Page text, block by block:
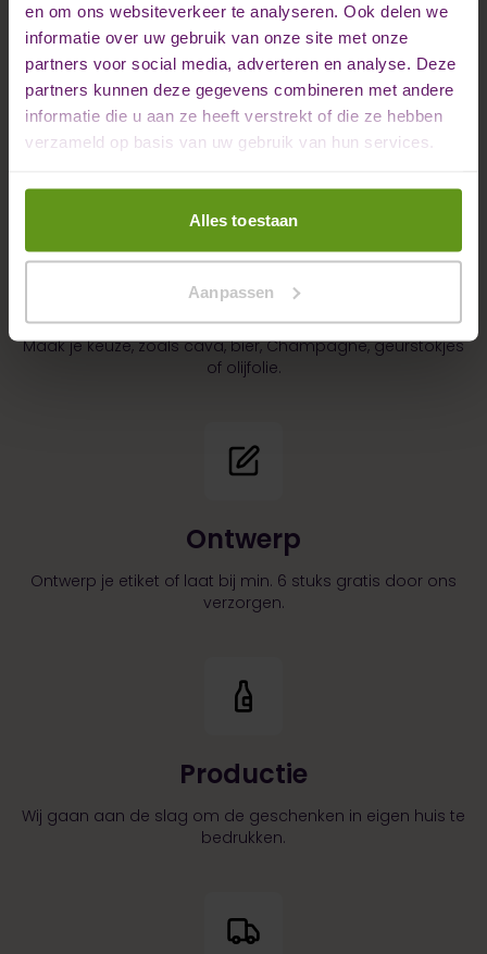
en om ons websiteverkeer te analyseren. Ook delen we
informatie over uw gebruik van onze site met onze
partners voor social media, adverteren en analyse. Deze
partners kunnen deze gegevens combineren met andere
informatie die u aan ze heeft verstrekt of die ze hebben
verzameld op basis van uw gebruik van hun services.
Alles toestaan
Aanpassen
Paaspotje bestellen bij
BedrukteFles
Kies geschenk
Maak je keuze, zoals cava, bier, Champagne, geurstokjes
of olijfolie.
Ontwerp
Ontwerp je etiket of laat bij min. 6 stuks gratis door ons
verzorgen.
Productie
Wij gaan aan de slag om de geschenken in eigen huis te
bedrukken.